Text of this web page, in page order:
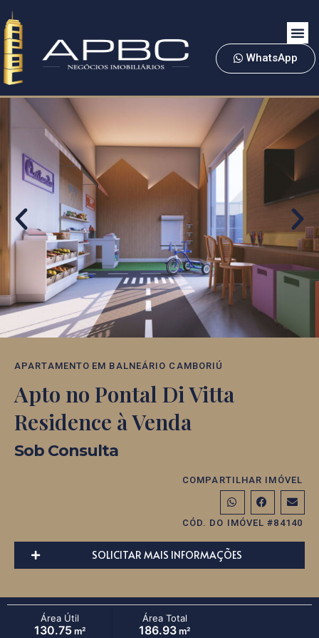
WhatsApp
APARTAMENTO EM BALNEÁRIO CAMBORIÚ
Apto no Pontal Di Vitta
Residence à Venda
Sob Consulta
COMPARTILHAR IMÓVEL
CÓD. DO IMÓVEL #84140
SOLICITAR MAIS INFORMAÇÕES
Área Útil
130.75m²
Área Total
186.93 m²